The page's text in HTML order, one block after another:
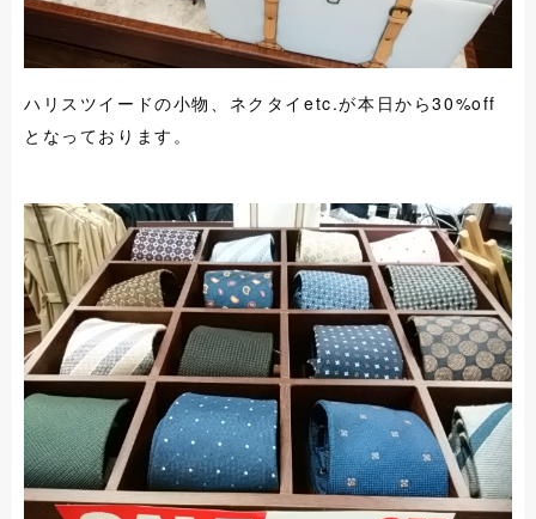
ハリスツイードの小物、ネクタイetc.が本日から30%off
となっております。